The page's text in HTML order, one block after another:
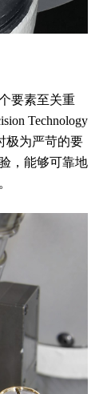
要素至关重
Technology
极为严苛的要
，能够可靠地